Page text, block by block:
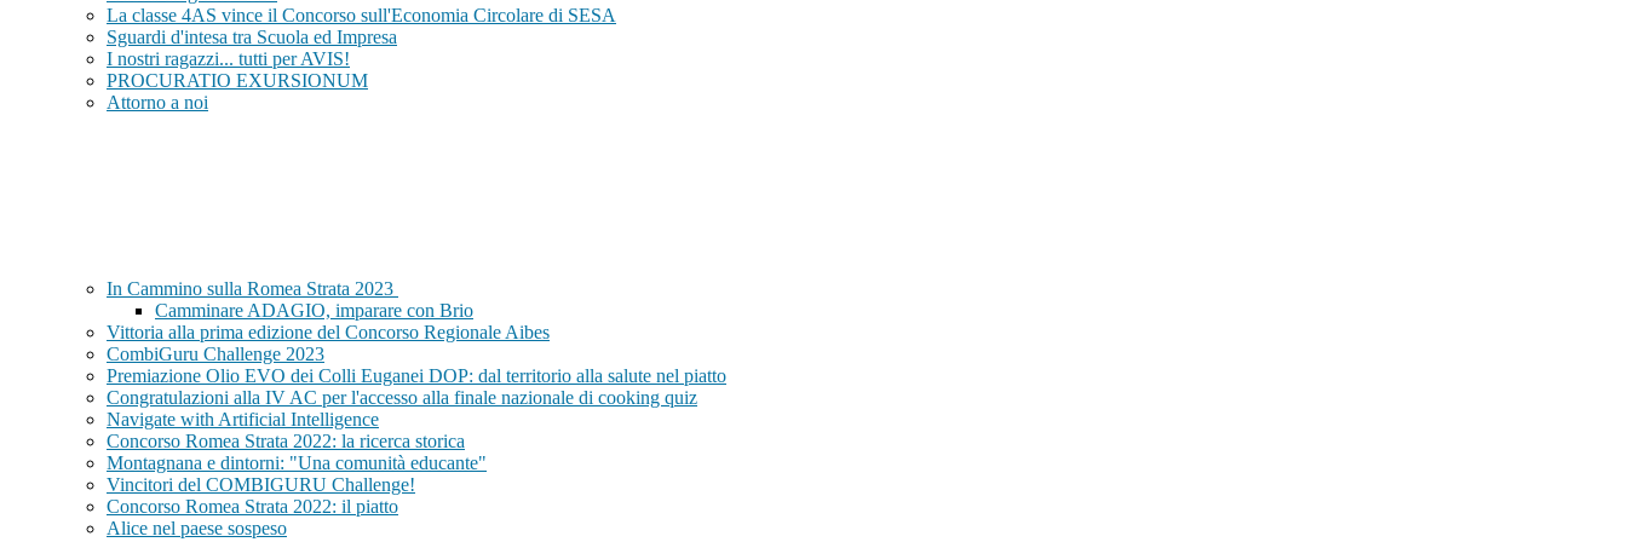
La classe 4AS vince il Concorso sull'Economia Circolare di SESA
Sguardi d'intesa tra Scuola ed Impresa
I nostri ragazzi... tutti per AVIS!
PROCURATIO EXURSIONUM
Attorno a noi
In Cammino sulla Romea Strata 2023
Camminare ADAGIO, imparare con Brio
Vittoria alla prima edizione del Concorso Regionale Aibes
CombiGuru Challenge 2023
Premiazione Olio EVO dei Colli Euganei DOP: dal territorio alla salute nel piatto
Congratulazioni alla IV AC per l'accesso alla finale nazionale di cooking quiz
Navigate with Artificial Intelligence
Concorso Romea Strata 2022: la ricerca storica
Montagnana e dintorni: "Una comunità educante"
Vincitori del COMBIGURU Challenge!
Concorso Romea Strata 2022: il piatto
Alice nel paese sospeso